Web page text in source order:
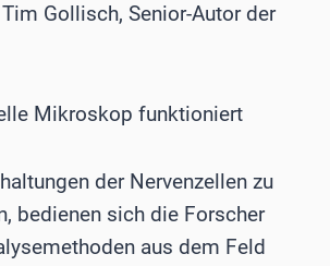
Gollisch, Senior-Autor der
Mikroskop funktioniert
der Nervenzellen zu
bedienen sich die Forscher
aus dem Feld